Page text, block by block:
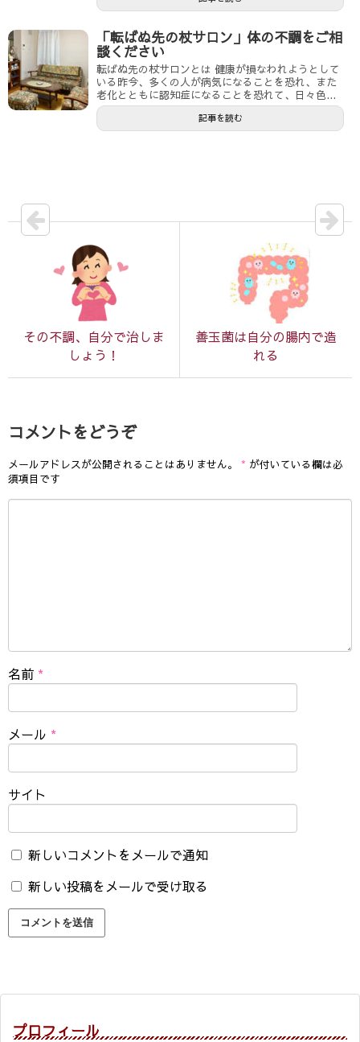
す 「転ばぬ先の杖サロン」体の不調をご相
談ください
転ばぬ先の杖サロンとは 健康が損なわれようとして
いる昨今、多くの人が病気になることを恐れ、また
老化とともに認知症になることを恐れて、日々色...
記事を読む
その不調、自分で治しま
しょう！
善玉菌は自分の腸内で造
れる
コメントをどうぞ
メールアドレスが公開されることはありません。 * が付いている欄は必
須項目です
名前 *
メール *
サイト
新しいコメントをメールで通知
新しい投稿をメールで受け取る
プロフィール